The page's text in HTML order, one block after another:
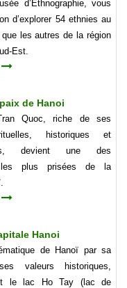
d’Ethnographie, vous
d’explorer 54 ethnies au
les autres de la région
Est.
de Hanoi
Quoc, riche de ses
historiques et
devient une des
les plus prisées de la
Hanoi
de Hanoï par sa
valeurs historiques,
le lac Ho Tay (lac de